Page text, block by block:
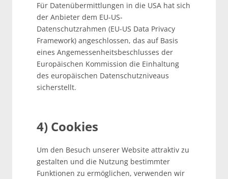
Für Datenübermittlungen in die USA hat sich
der Anbieter dem EU-US-
Datenschutzrahmen (EU-US Data Privacy
Framework) angeschlossen, das auf Basis
eines Angemessenheitsbeschlusses der
Europäischen Kommission die Einhaltung
des europäischen Datenschutzniveaus
sicherstellt.
4) Cookies
Um den Besuch unserer Website attraktiv zu
gestalten und die Nutzung bestimmter
Funktionen zu ermöglichen, verwenden wir